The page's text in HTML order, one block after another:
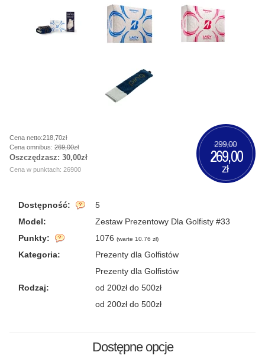
Dostępność:
5
Model:
Zestaw Prezentowy Dla Golfisty #33
Punkty:
1076 (warte 10.76 zł)
Kategoria:
Prezenty dla Golfistów
Prezenty dla Golfistów
Rodzaj:
od 200zł do 500zł
od 200zł do 500zł
Cena netto:218,70zł
Cena omnibus: 269,00zł
Oszczędzasz: 30,00zł
Cena w punktach: 26900
299,00
269,00
zł
Dostępne opcje